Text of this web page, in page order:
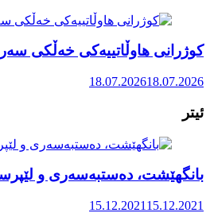
کوژرانی هاوڵاتییەکی خەڵکی
18.07.202618.07.2026
ئیتر
بانگهێشت، دەستبەسەری و
15.12.2021 15.12.2021